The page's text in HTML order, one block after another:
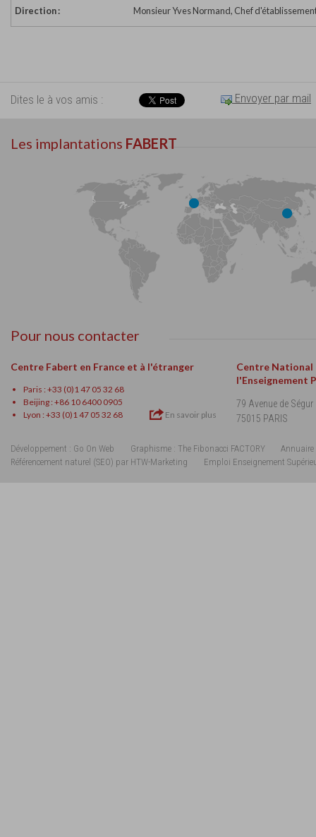
Direction : Monsieur Yves Normand, Chef
Dites le à vos amis : Envoyer par mail
Les implantations FABERT
Pour nous contacter
Centre Fabert en France et à l'étranger
Paris : +33 (0)1 47 05 32 68
Beijing : +86 10 6400 0905
Lyon : +33 (0)1 47 05 32 68
En savoir plus
Centre National
l'Enseignement
79 Avenue de Ségur
75015 PARIS
Développement : Go On Web Graphisme : The Fibonacci FACTORY
Annuaire
Référencement naturel (SEO) par HTW-Marketing
Emploi Enseignement